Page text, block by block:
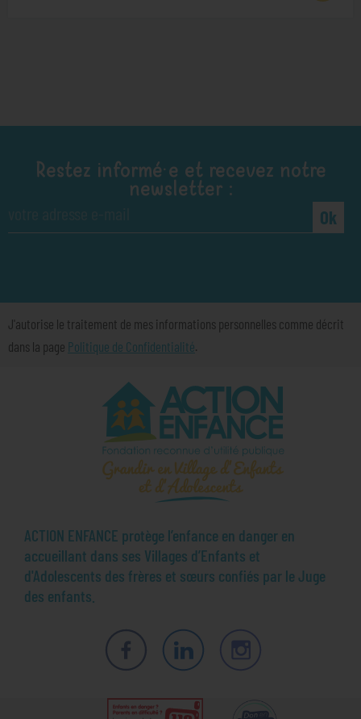
Restez informé·e et recevez notre
newsletter :
Ok
J'autorise le traitement de mes informations personnelles comme décrit
dans la page Politique de Confidentialité.
ACTION ENFANCE protège l’enfance en danger en
accueillant dans ses Villages d’Enfants et
d'Adolescents des frères et sœurs confiés par le Juge
des enfants.